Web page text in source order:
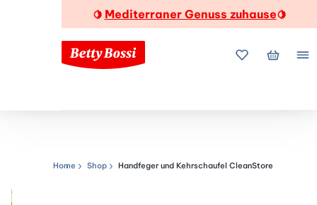
🍋 Mediterraner Genuss zuhause🍋
MeineMein
Navigationspfad
Home Shop Handfeger und Kehrschaufel CleanStore